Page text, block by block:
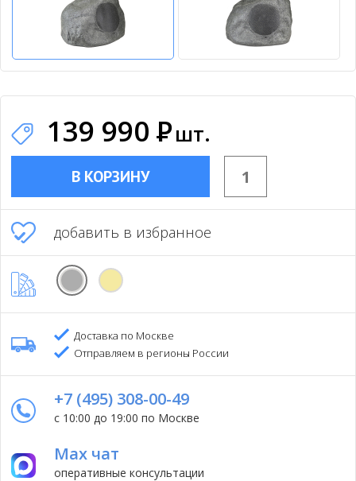
139 990 Ршт.
В КОРЗИНУ
добавить в избранное
Доставка по Москве
Отправляем в регионы России
+7 (495) 308-00-49
с 10:00 до 19:00 по Москве
Max чат
оперативные консультации